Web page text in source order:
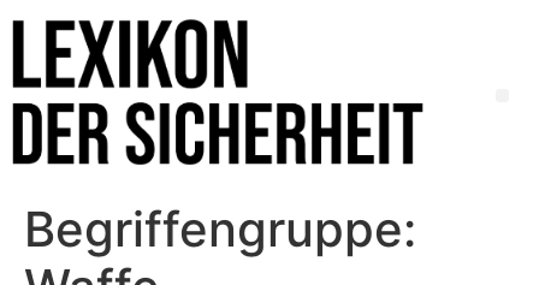
Begriffengruppe: